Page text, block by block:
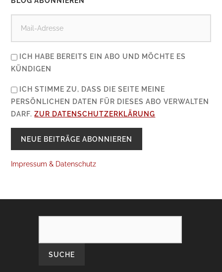
ICH HABE BEREITS EIN ABO UND MÖCHTE ES
KÜNDIGEN
ICH STIMME ZU, DASS DIE SEITE MEINE
PERSÖNLICHEN DATEN FÜR DIESES ABO VERWALTEN
DARF.ZUR DATENSCHUTZERKLÄRUNG
Impressum & Datenschutz
SEARCH